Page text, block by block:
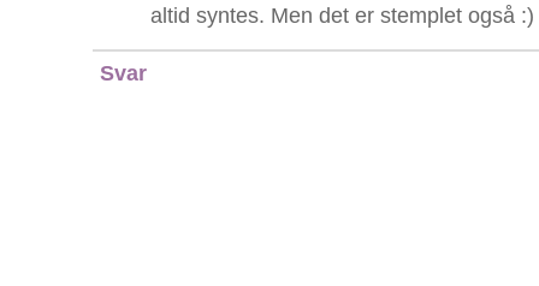
altid syntes. Men det er stemplet også :)
Svar